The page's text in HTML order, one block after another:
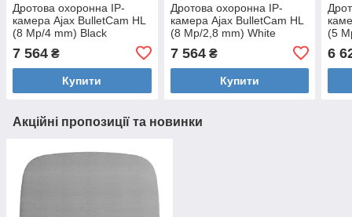
Дротова охоронна IP-
камера Ajax BulletCam HL
(8 Mp/4 mm) Black
7 564 ₴
Купити
Дротова охоронна IP-
камера Ajax BulletCam HL
(8 Mp/2,8 mm) White
7 564₴
Купити
(5
6
Акційні пропозиції та новинки